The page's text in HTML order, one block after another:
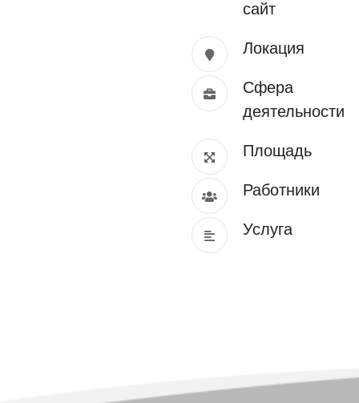
сайт
Локация
Сфера
деятельности
Площадь
Работники
Услуга